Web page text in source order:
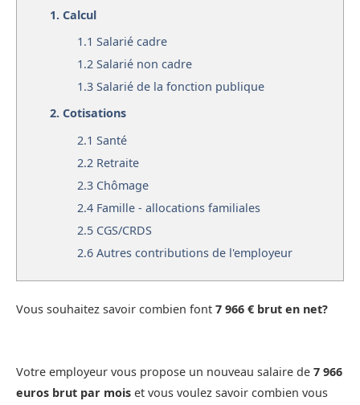
1. Calcul
1.1 Salarié cadre
1.2 Salarié non cadre
1.3 Salarié de la fonction publique
2. Cotisations
2.1 Santé
2.2 Retraite
2.3 Chômage
2.4 Famille - allocations familiales
2.5 CGS/CRDS
2.6 Autres contributions de l'employeur
Vous souhaitez savoir combien font 7 966 € brut en net?
Votre employeur vous propose un nouveau salaire de 7 966
euros brut par mois et vous voulez savoir combien vous